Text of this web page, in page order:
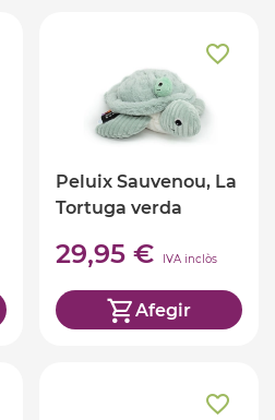
Peluix Sauvenou, La
Tortuga verda
29,95 € IVA inclòs
Afegir